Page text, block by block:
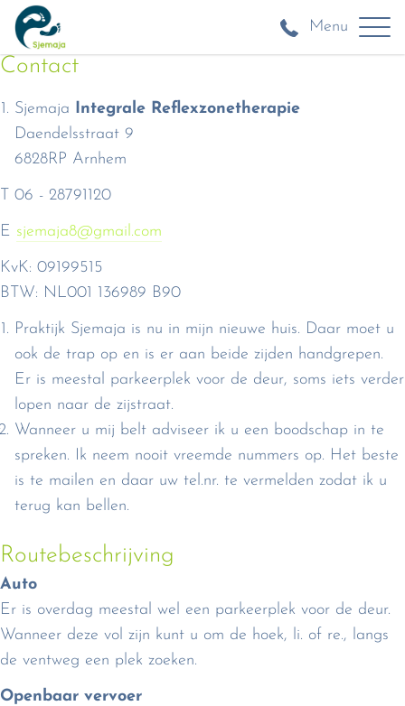
Menu
Contact
Sjemaja Integrale Reflexzonetherapie
Daendelsstraat 9
6828RP Arnhem
T 06 - 28791120
E sjemaja8@gmail.com
KvK: 09199515
BTW: NL001 136989 B90
Praktijk Sjemaja is nu in mijn nieuwe huis. Daar moet u
ook de trap op en is er aan beide zijden handgrepen.
Er is meestal parkeerplek voor de deur, soms iets verder
lopen naar de zijstraat.
Wanneer u mij belt adviseer ik u een boodschap in te
spreken. Ik neem nooit vreemde nummers op. Het beste
is te mailen en daar uw tel.nr. te vermelden zodat ik u
terug kan bellen.
Routebeschrijving
Auto
Er is overdag meestal wel een parkeerplek voor de deur.
Wanneer deze vol zijn kunt u om de hoek, li. of re., langs
de ventweg een plek zoeken.
Openbaar vervoer